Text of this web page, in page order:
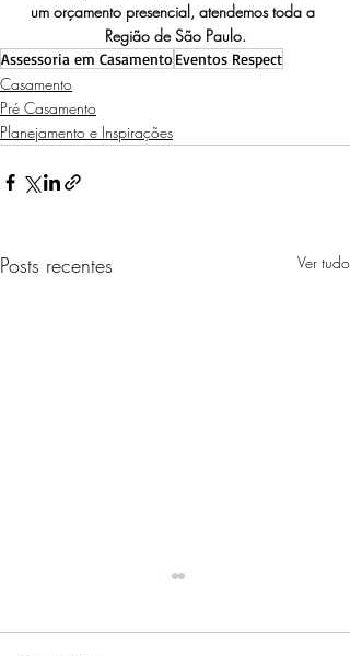
um orçamento presencial, atendemos toda a
Região de São Paulo.
Assessoria em Casamento Eventos Respect
Casamento
Pré Casamento
Planejamento e Inspirações
Posts recentes Ver tudo